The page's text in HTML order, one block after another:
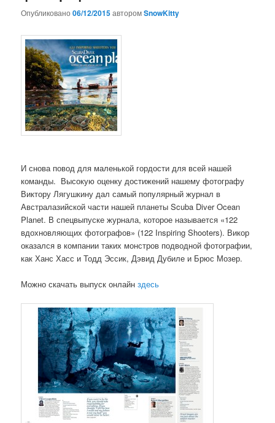
Опубликовано06/12/2015авторомSnowKitty
И снова повод для маленькой гордости для всей нашей
команды. Высокую оценку достижений нашему фотографу
Виктору Лягушкину дал самый популярный журнал в
Австралазийской части нашей планеты Scuba Diver Ocean
Planet. В спецвыпуске журнала, которое называется «122
вдохновляющих фотографов» (122 Inspiring Shooters). Викор
оказался в компании таких монстров подводной фотографии,
как Ханс Хасс и Тодд Эссик, Дэвид Дубиле и Брюс Мозер.
Можно скачать выпуск онлайнздесь